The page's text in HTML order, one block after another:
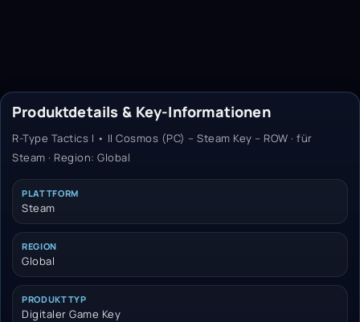
Produktdetails & Key-Informationen
R-Type Tactics I • II Cosmos (PC) – Steam Key – ROW · für
Steam · Region: Global
PLATTFORM
Steam
REGION
Global
PRODUKTTYP
Digitaler Game Key